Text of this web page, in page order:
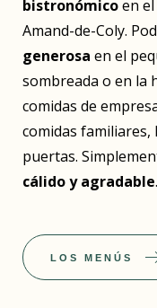
bistronómicoen
Amand-de-Coly.
generosa en el
sombreada o en la
comidas de
comidas familiares,
puertas.
cálido y agradable.
LOS MENÚS